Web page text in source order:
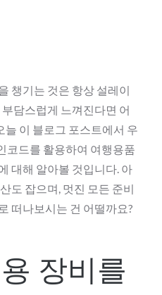
챙기는 것은 항상 설레이
담스럽게 느껴진다면 어
늘 이 블로그 포스트에서 우
코드를 활용하여 여행용품
대해 알아볼 것입니다. 아
도 잡으며, 멋진 모든 준비
떠나보시는 건 어떨까요?
장비를